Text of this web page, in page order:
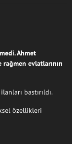
Ahmet
evlatlarının
bastırıldı.
özellikleri